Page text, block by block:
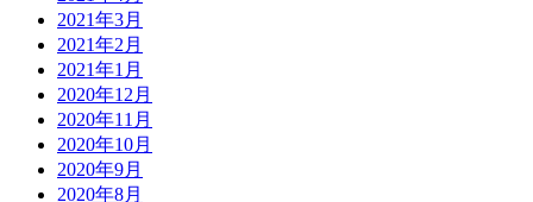
2021年3月
2021年2月
2021年1月
2020年12月
2020年11月
2020年10月
2020年9月
2020年8月